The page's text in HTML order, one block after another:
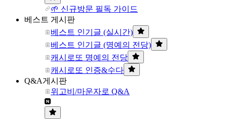
🌱 신규방문 필독 가이드
베스트 게시판
베스트 인기글 (실시간)
베스트 인기글 (명예의 전당)
캐시로또 명예의 전당
캐시로또 인증&수다
Q&A게시판
위고비/마운자로 Q&A